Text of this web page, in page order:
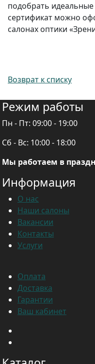
подобрать
сертификат можно
салонах оптики
Возврат к списку
Режим работы
Пн - Пт: 09:00 - 19:00
Сб - Вс: 10:00 - 18:00
Мы работаем в
Информация
О нас
Наши салоны
Вакансии
Контакты
Услуги
Оплата
Доставка
Гарантии
Ваш кабинет